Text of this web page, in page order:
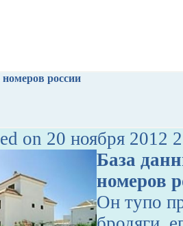
россии
on 20 ноября 2012
База
номеров
Он тупо